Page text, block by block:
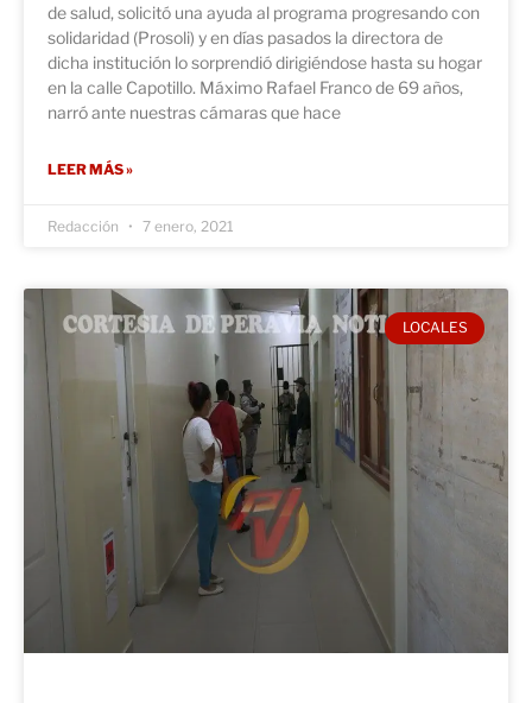
de salud, solicitó una ayuda al programa progresando con
solidaridad (Prosoli) y en días pasados la directora de
dicha institución lo sorprendió dirigiéndose hasta su hogar
en la calle Capotillo. Máximo Rafael Franco de 69 años,
narró ante nuestras cámaras que hace
LEER MÁS »
Redacción 7 enero, 2021
LOCALES